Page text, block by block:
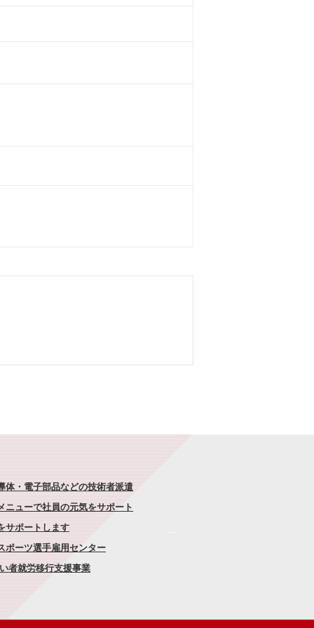
体・電子部品などの技術者派遣
ニューで社員の元気をサポート
サポートします
ポーツ選手雇用センター
者就労移行支援事業